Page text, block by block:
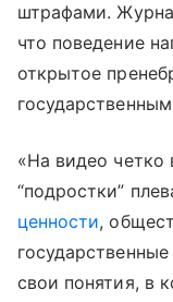
штрафами.
что поведение
открытое
«На видео четко
“подростки”
ценности,
свои понятия, в